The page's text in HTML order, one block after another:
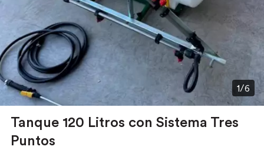
1/6
Tanque 120 Litros con Sistema Tres
Puntos